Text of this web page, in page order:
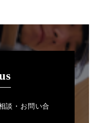
談・お問い合